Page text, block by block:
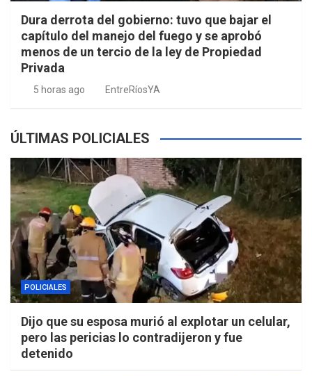
Dura derrota del gobierno: tuvo que bajar el
capítulo del manejo del fuego y se aprobó
menos de un tercio de la ley de Propiedad
Privada
5 horas ago EntreRíosYA
ÚLTIMAS POLICIALES
POLICIALES
Dijo que su esposa murió al explotar un celular,
pero las pericias lo contradijeron y fue
detenido